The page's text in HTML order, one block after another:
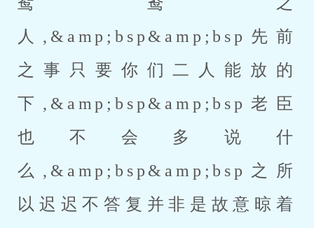
人,&amp;bsp&amp;bsp先前
之事只要你们二人能放的
下,&amp;bsp&amp;bsp老臣
也不会多说什
么,&amp;bsp&amp;bsp之所
以迟迟不答复并非是故意晾着